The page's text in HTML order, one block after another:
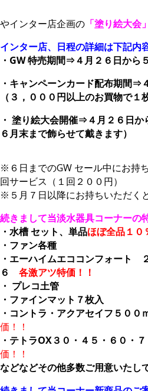
やインター店企画の 「塗り絵大会」
インター店、日程の詳細は下記内
・GW 特売期間⇒４月２６日から
・キャンペーンカード配布期間⇒
（３，０００円以上のお買物で１
・ 塗り絵大会開催⇒４月２６日
６月末まで飾らせて戴きます）
※６日までのGW セール中にお持
回サービス（１回２００円）
※５月７日以降にお持ちいただく
続きまして当淡水器具コーナーの
・水槽 セット、単品ほぼ全品１０
・ファン各種
・エーハイムエココンフォート
６ 各激アツ特価！！
・ プレコ土管
・ファインマット７枚入
・コントラ・アクアセイフ５００
価！！
・テトラOX３０・４５・６０・
価！！
などなどその他多数ご用意いたし